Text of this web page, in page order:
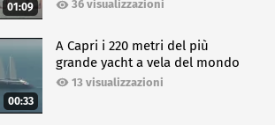
01:09 36 visualizzazioni
00:33
A Capri i 220 metri del più
grande yacht a vela del mondo
13 visualizzazioni